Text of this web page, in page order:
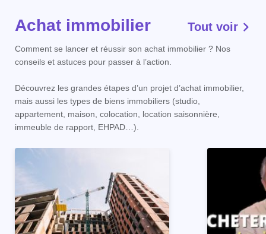
Achat immobilier Tout voir
Comment se lancer et réussir son achat immobilier ? Nos
conseils et astuces pour passer à l’action.
Découvrez les grandes étapes d’un projet d’achat immobilier,
mais aussi les types de biens immobiliers (studio,
appartement, maison, colocation, location saisonnière,
immeuble de rapport, EHPAD…).